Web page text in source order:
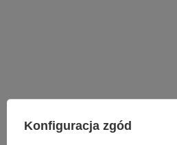
LAMPY
Konfiguracja zgód